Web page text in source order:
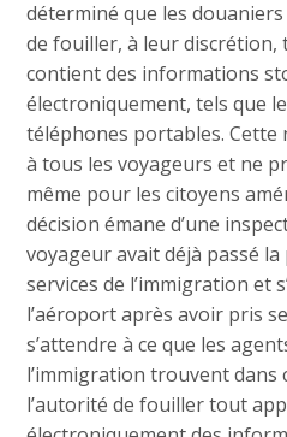
déterminé que les
de fouiller, à leur discrétion,
contient des informations
électroniquement, tels que
téléphones portables. Cette
à tous les voyageurs et ne
même pour les citoyens
décision émane d’une
voyageur avait déjà passé
services de l’immigration et
l’aéroport après avoir pris
s’attendre à ce que les
l’immigration trouvent dans
l’autorité de fouiller tout